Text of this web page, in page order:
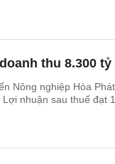
thu 8.300
Nông nghiệp Hòa
nhuận sau thuế đạt